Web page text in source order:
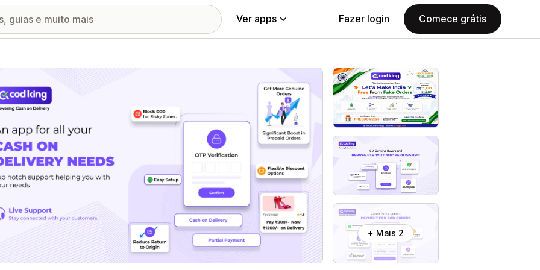
Ver apps Fazer login Comece grátis
+ Mais 2